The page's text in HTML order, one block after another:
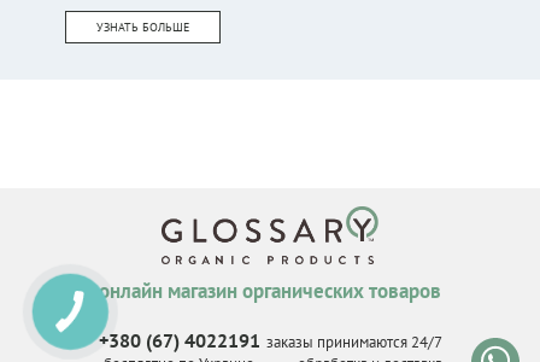
УЗНАТЬ БОЛЬШЕ
онлайн магазин органических товаров
+380 (67) 4022191 заказы принимаются 24/7